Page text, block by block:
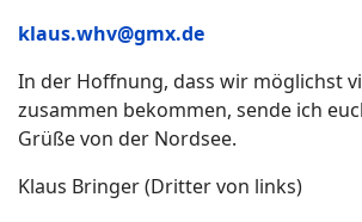
klaus.whv@gmx.de
In der Hoffnung, dass wir möglichst
zusammen bekommen, sende ich
Grüße von der Nordsee.
Klaus Bringer (Dritter von links)